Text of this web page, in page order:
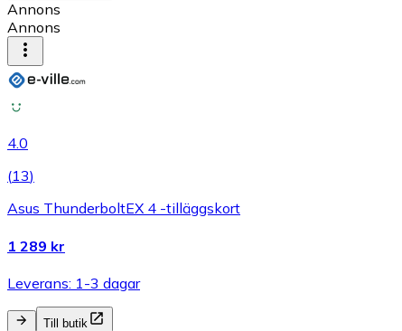
Annons
Annons
4.0
(13)
Asus ThunderboltEX 4 -tilläggskort
1 289 kr
Leverans: 1-3 dagar
Till butik